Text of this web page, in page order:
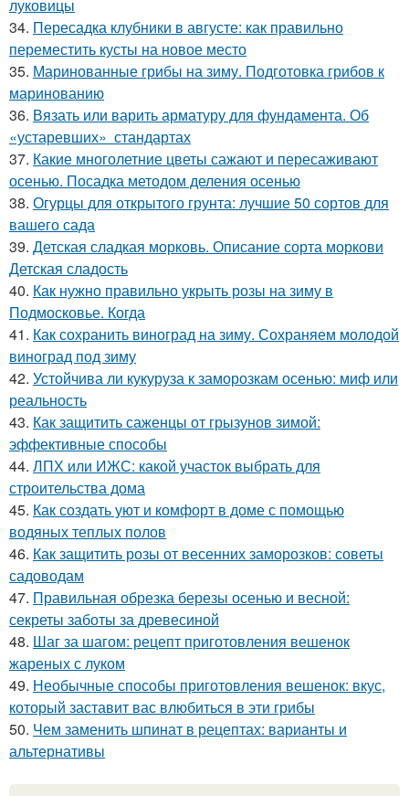
луковицы
34. Пересадка клубники в августе: как правильно
переместить кусты на новое место
35. Маринованные грибы на зиму. Подготовка грибов к
маринованию
36. Вязать или варить арматуру для фундамента. Об
«устаревших» стандартах
37. Какие многолетние цветы сажают и пересаживают
осенью. Посадка методом деления осенью
38. Огурцы для открытого грунта: лучшие 50 сортов для
вашего сада
39. Детская сладкая морковь. Описание сорта моркови
Детская сладость
40. Как нужно правильно укрыть розы на зиму в
Подмосковье. Когда
41. Как сохранить виноград на зиму. Сохраняем молодой
виноград под зиму
42. Устойчива ли кукуруза к заморозкам осенью: миф или
реальность
43. Как защитить саженцы от грызунов зимой:
эффективные способы
44. ЛПХ или ИЖС: какой участок выбрать для
строительства дома
45. Как создать уют и комфорт в доме с помощью
водяных теплых полов
46. Как защитить розы от весенних заморозков: советы
садоводам
47. Правильная обрезка березы осенью и весной:
секреты заботы за древесиной
48. Шаг за шагом: рецепт приготовления вешенок
жареных с луком
49. Необычные способы приготовления вешенок: вкус,
который заставит вас влюбиться в эти грибы
50. Чем заменить шпинат в рецептах: варианты и
альтернативы